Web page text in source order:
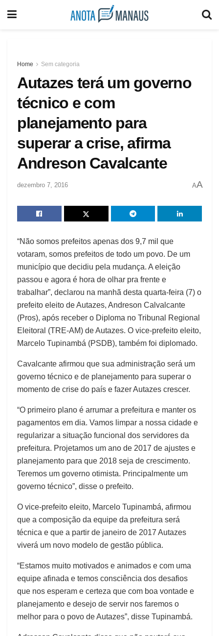
Home Sem categoria
Autazes terá um governo
técnico e com
planejamento para
superar a crise, afirma
Andreson Cavalcante
dezembro 7, 2016 AA
“Não somos prefeitos apenas dos 9,7 mil que
votaram, somos prefeitos de todo um povo. De um
município que decidiu pela mudança. A eleição
passou e agora é hora de olhar pra frente e
trabalhar”, declarou na manhã desta quarta-feira (7) o
prefeito eleito de Autazes, Andreson Calvalcante
(Pros), após receber o Diploma no Tribunal Regional
Eleitoral (TRE-AM) de Autazes. O vice-prefeito eleito,
Marcelo Tupinambá (PSDB), também foi diplomado.
Cavalcante afirmou que sua administração será um
governo técnico e de planejamento para superar o
momento de crise do país e fazer Autazes crescer.
“O primeiro plano é arrumar a prefeitura e manter os
pagamentos em dia. Vamos limpar a nossa cidade e
regularizar a situação funcional dos servidores da
prefeitura. Projetamos um ano de 2017 de ajustes e
planejamento para que 2018 seja de crescimento.
Teremos um governo otimista. Principalmente um
governo técnico”, disse o prefeito.
O vice-prefeito eleito, Marcelo Tupinambá, afirmou
que a composição da equipe da prefeitura será
técnica e que a partir de janeiro de 2017 Autazes
viverá um novo modelo de gestão pública.
“Estamos muito motivados e animados e com uma
equipe afinada e temos consciência dos desafios
que nos esperam e certeza que com boa vontade e
planejamento e desejo de servir nos faremos o
melhor para o povo de Autazes”, disse Tupinambá.